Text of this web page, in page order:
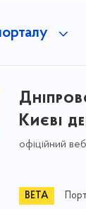
Києві
офіційний